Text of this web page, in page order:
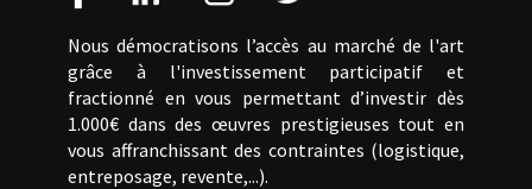
Nous démocratisons l’accès au marché de l'art
grâce à l'investissement participatif et
fractionné en vous permettant d’investir dès
1.000€ dans des œuvres prestigieuses tout en
vous affranchissant des contraintes (logistique,
entreposage, revente,...).